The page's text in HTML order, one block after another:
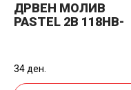
ДРВЕН МОЛИВ
PASTEL 2B 118HB-
34 ден.